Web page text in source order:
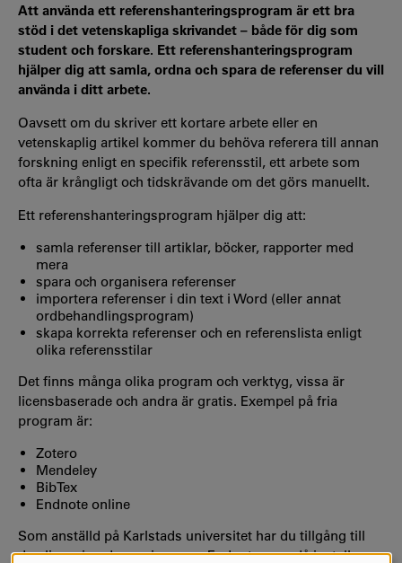
Att använda ett referenshanteringsprogram är ett bra
stöd i det vetenskapliga skrivandet – både för dig som
student och forskare. Ett referenshanteringsprogram
hjälper dig att samla, ordna och spara de referenser du vill
använda i ditt arbete.
Oavsett om du skriver ett kortare arbete eller en
vetenskaplig artikel kommer du behöva referera till annan
forskning enligt en specifik referensstil, ett arbete som
ofta är krångligt och tidskrävande om det görs manuellt.
Ett referenshanteringsprogram hjälper dig att:
samla referenser till artiklar, böcker, rapporter med
mera
spara och organisera referenser
importera referenser i din text i Word (eller annat
ordbehandlingsprogram)
skapa korrekta referenser och en referenslista enligt
olika referensstilar
Det finns många olika program och verktyg, vissa är
licensbaserade och andra är gratis. Exempel på fria
program är:
Zotero
Mendeley
BibTex
Endnote online
Som anställd på Karlstads universitet har du tillgång till
den licensierade versionen av Endnote som då installeras